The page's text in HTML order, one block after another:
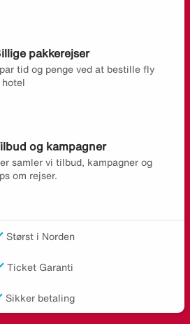
pakkerejser
tid og penge ved at bestille fly
og kampagner
samler vi tilbud, kampagner og
om rejser.
Størst i Norden
Ticket Garanti
Sikker betaling